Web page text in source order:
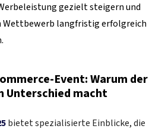
gezielt steigern und
Wettbewerb langfristig erfolgreich
Event: Warum der
Unterschied macht
bietet spezialisierte Einblicke, die